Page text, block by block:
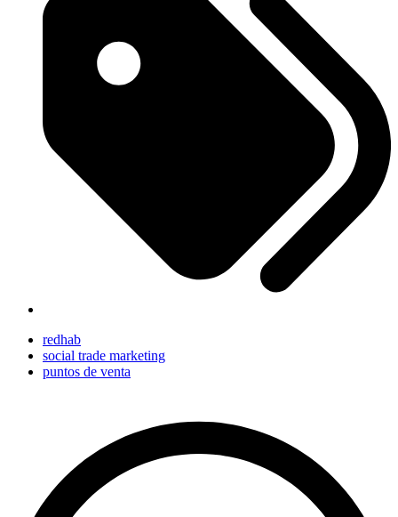
redhab
social trade marketing
puntos de venta